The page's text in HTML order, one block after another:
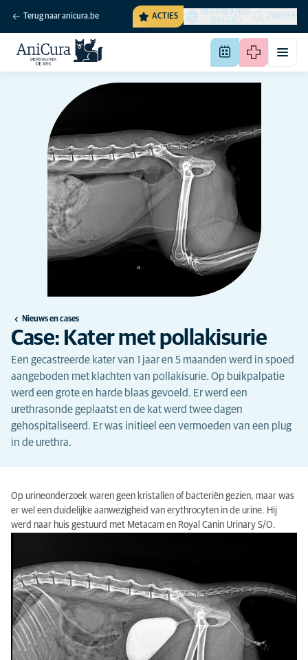
Terug naar anicura.be ACTIES
NEDERLANDS
(BELGIË)
ZOEKEN
Nieuws en cases
Case: Kater met pollakisurie
Een gecastreerde kater van 1 jaar en 5 maanden werd in spoed
aangeboden met klachten van pollakisurie. Op buikpalpatie
werd een grote en harde blaas gevoeld. Er werd een
urethrasonde geplaatst en de kat werd twee dagen
gehospitaliseerd. Er was initieel een vermoeden van een plug
in de urethra.
Op urineonderzoek waren geen kristallen of bacteriën gezien, maar was
er wel een duidelijke aanwezigheid van erythrocyten in de urine. Hij
werd naar huis gestuurd met Metacam en Royal Canin Urinary S/O.